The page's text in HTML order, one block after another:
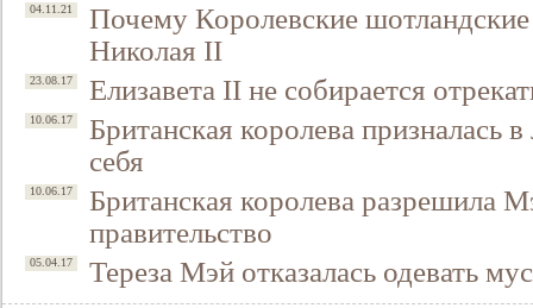
04.11.21
Почему Королевские
Николая II
23.08.17 Елизавета II не собирается
10.06.17
Британская королева призналась
себя
10.06.17
Британская королева разрешила
правительство
05.04.17 Тереза Мэй отказалась одевать